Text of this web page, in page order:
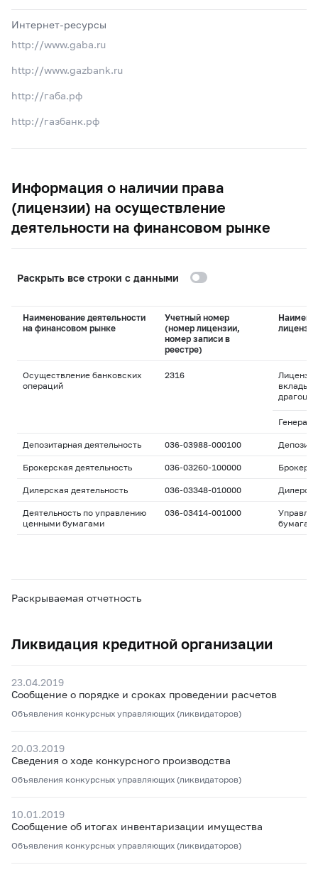
Интернет-ресурсы
http://www.gaba.ru
http://www.gazbank.ru
http://габа.рф
http://газбанк.рф
Информация о наличии права
(лицензии) на осуществление
деятельности на финансовом рынке
Раскрыть все строки с данными
Наименование деятельности
на финансовом рынке
Учетный номер
(номер лицензии,
номер записи в
реестре)
лицензии
Осуществление банковских
операций
2316
вклады
Депозитарная деятельность 036-03988-000100
Брокерская деятельность 036-03260-100000
Дилерская деятельность 036-03348-010000
Деятельность по управлению
ценными бумагами
036-03414-001000
Раскрываемая отчетность
Ликвидация кредитной организации
23.04.2019
Сообщение о порядке и сроках проведении расчетов
Объявления конкурсных управляющих (ликвидаторов)
20.03.2019
Сведения о ходе конкурсного производства
Объявления конкурсных управляющих (ликвидаторов)
10.01.2019
Сообщение об итогах инвентаризации имущества
Объявления конкурсных управляющих (ликвидаторов)